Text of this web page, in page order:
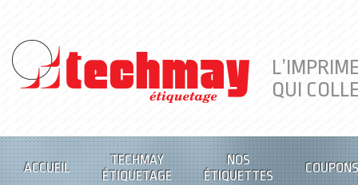
QUI
ACCUEIL
TECHMAY
ÉTIQUETAGE
NOS
ÉTIQUETTES
COUPONS